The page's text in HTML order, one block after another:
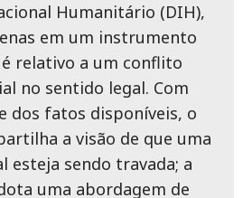
Humanitário (DIH),
em um instrumento
relativo a um conflito
no sentido legal. Com
dos fatos disponíveis, o
a visão de que uma
esteja sendo travada; a
uma abordagem de